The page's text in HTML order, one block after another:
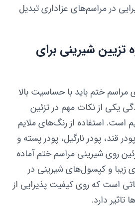
در مراسم‌های عزاداری تبدیل
تزیین شیرینی برای
مراسم ختم باید با حساسیت بالا
یکی از نکات مهم در تزئین
است. استفاده از رنگ‌های ملایم
قند، پودر نارگیل، پودر پسته و
روی شیرینی مراسم ختم آماده
زیبا و کپسول‌های شیرینی در
است که روی کیفیت پذیرایی از
تاثیر دارد.